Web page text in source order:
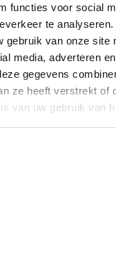
functies voor social
te
gebruik van onze site
media, adverteren
gegevens
ze heeft verstrekt of
van uw gebruik van